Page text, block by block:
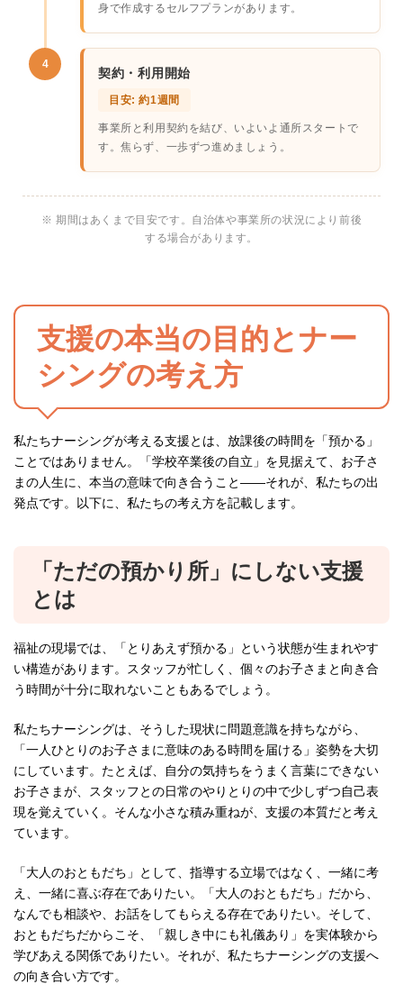
身で作成するセルフプランがあります。
4
契約・利用開始
目安: 約1週間
事業所と利用契約を結び、いよいよ通所スタートで
す。焦らず、一歩ずつ進めましょう。
※ 期間はあくまで目安です。自治体や事業所の状況により前後
する場合があります。
支援の本当の目的とナー
シングの考え方
私たちナーシングが考える支援とは、放課後の時間を「預かる」
ことではありません。「学校卒業後の自立」を見据えて、お子さ
まの人生に、本当の意味で向き合うこと——それが、私たちの出
発点です。以下に、私たちの考え方を記載します。
「ただの預かり所」にしない支援
とは
福祉の現場では、「とりあえず預かる」という状態が生まれやす
い構造があります。スタッフが忙しく、個々のお子さまと向き合
う時間が十分に取れないこともあるでしょう。
私たちナーシングは、そうした現状に問題意識を持ちながら、
「一人ひとりのお子さまに意味のある時間を届ける」姿勢を大切
にしています。たとえば、自分の気持ちをうまく言葉にできない
お子さまが、スタッフとの日常のやりとりの中で少しずつ自己表
現を覚えていく。そんな小さな積み重ねが、支援の本質だと考え
ています。
「大人のおともだち」として、指導する立場ではなく、一緒に考
え、一緒に喜ぶ存在でありたい。「大人のおともだち」だから、
なんでも相談や、お話をしてもらえる存在でありたい。そして、
おともだちだからこそ、「親しき中にも礼儀あり」を実体験から
学びあえる関係でありたい。それが、私たちナーシングの支援へ
の向き合い方です。